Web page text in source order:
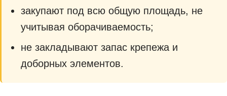
закупают под всю общую площадь, не
учитывая оборачиваемость;
не закладывают запас крепежа и
доборных элементов.